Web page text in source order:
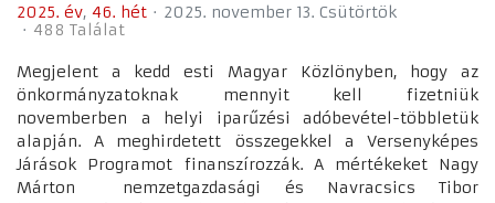
2025. év 46. hét
2025. november 13. Csütörtök
488 Találat
Megjelent a kedd esti Magyar Közlönyben, hogy az
önkormányzatoknak mennyit kell fizetniük
novemberben a helyi iparűzési adóbevétel-többletük
alapján. A meghirdetett összegekkel a Versenyképes
Járások Programot finanszírozzák. A mértékeket Nagy
Márton nemzetgazdasági és Navracsics Tibor